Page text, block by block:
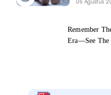
06 Agustus